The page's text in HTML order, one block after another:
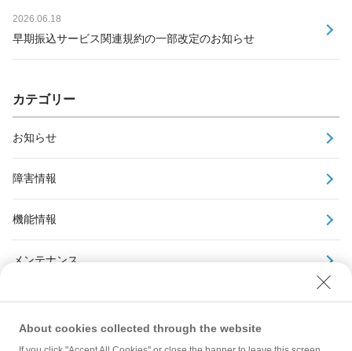
2026.06.18
早期振込サービス関連規約の一部改定のお知らせ
カテゴリー
お知らせ
障害情報
機能情報
メンテナンス
About cookies collected through the website